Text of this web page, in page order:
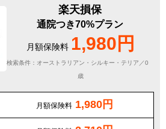
楽天損保
通院つき70%プラン
月額保険料 1,980円
検索条件：オーストラリアン・シルキー・テリア／0
歳
月額保険料 1,980円